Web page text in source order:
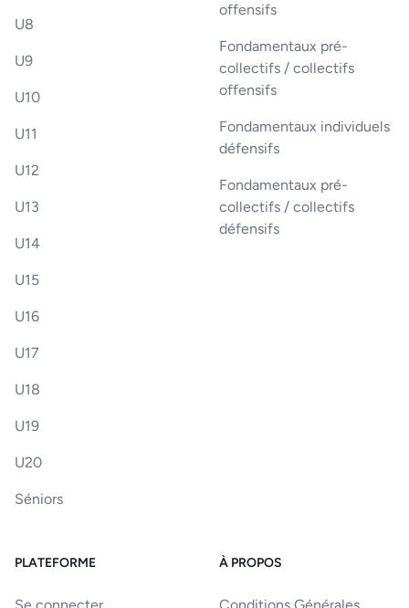
U8
U9
U10
U11
U12
U13
U14
U15
U16
U17
U18
U19
U20
Séniors
offensifs
Fondamentaux pré-
collectifs / collectifs
offensifs
Fondamentaux individuels
défensifs
Fondamentaux pré-
collectifs / collectifs
défensifs
PLATEFORME À PROPOS